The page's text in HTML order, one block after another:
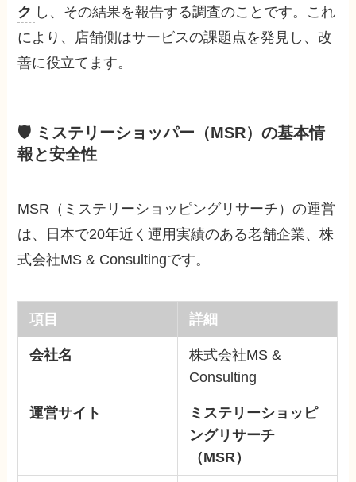
ク し、その結果を報告する調査のことです。これ
により、店舗側はサービスの課題点を発見し、改
善に役立てます。
🛡️ ミステリーショッパー（MSR）の基本情
報と安全性
MSR（ミステリーショッピングリサーチ）の運営
は、日本で20年近く運用実績のある老舗企業、株
式会社MS & Consultingです。
項目 詳細
会社名
株式会社MS &
Consulting
運営サイト
ミステリーショッピ
ングリサーチ
（MSR）